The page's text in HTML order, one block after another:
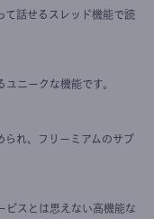
て話せるスレッド機能で読
ニークな機能です。
られ、フリーミアムのサブ
ビスとは思えない高機能な